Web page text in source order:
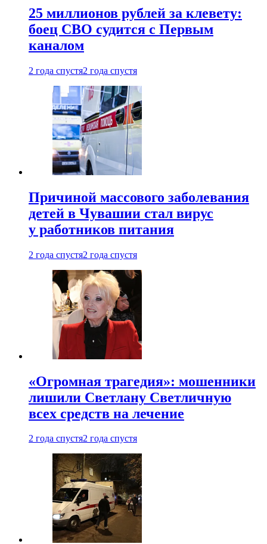
25 миллионов рублей за клевету:
боец СВО судится с Первым
каналом
2 года спустя2 года спустя
Причиной массового заболевания
детей в Чувашии стал вирус
у работников питания
2 года спустя2 года спустя
«Огромная трагедия»: мошенники
лишили Светлану Светличную
всех средств на лечение
2 года спустя2 года спустя